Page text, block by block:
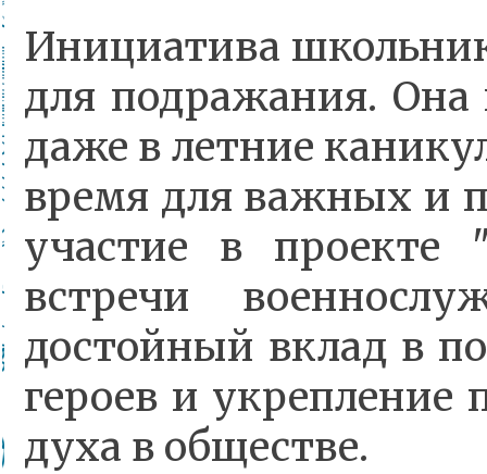
Инициатива
для подражания. Она
даже в летние
время для важных и
участие в проекте
встречи
достойный вклад в
героев и укрепление
духа в обществе.